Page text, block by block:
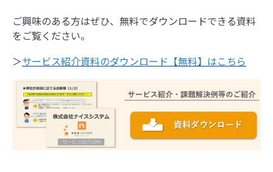
ご興味のある方はぜひ、無料でダウンロードできる資料
をご覧ください。
＞サービス紹介資料のダウンロード【無料】はこちら